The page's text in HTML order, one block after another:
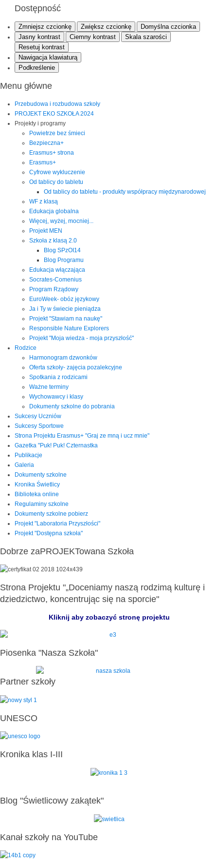
Dostępność
Zmniejsz czcionkę Zwiększ czcionkę
Domyślna czcionka
Jasny kontrast
Ciemny kontrast
Skala szarości
Resetuj kontrast
Nawigacja klawiaturą
Podkreślenie
Menu główne
Przebudowa i rozbudowa szkoły
PROJEKT EKO SZKOŁA 2024
Projekty i programy
Powietrze bez śmieci
Bezpieczna+
Erasmus+ strona
Erasmus+
Cyfrowe wykluczenie
Od tablicy do tabletu
Od tablicy do tabletu - produkty współpracy międzynarodowej
WF z klasą
Edukacja globalna
Więcej, wyżej, mocniej...
Projekt MEN
Szkoła z klasą 2.0
Blog SPzOI14
Blog Programu
Edukacja włączająca
Socrates-Comenius
Program Rządowy
EuroWeek- obóz językowy
Ja i Ty w świecie pieniądza
Projekt "Stawiam na naukę"
Responsible Nature Explorers
Projekt "Moja wiedza - moja przyszłość"
Rodzice
Harmonogram dzwonków
Oferta szkoły- zajęcia pozalekcyjne
Spotkania z rodzicami
Ważne terminy
Wychowawcy i klasy
Dokumenty szkolne do pobrania
Sukcesy Uczniów
Sukcesy Sportowe
Strona Projektu Erasmus+ "Graj ze mną i ucz mnie"
Gazetka "Puk! Puk! Czternastka
Publikacje
Galeria
Dokumenty szkolne
Kronika Świetlicy
Biblioteka online
Regulaminy szkolne
Dokumenty szkolne pobierz
Projekt "Laboratoria Przyszłości"
Projekt "Dostępna szkoła"
Dobrze zaPROJEKTowana Szkoła
Strona Projektu "„Doceniamy naszą rodzimą kulturę i
dziedzictwo, koncentrując się na sporcie"
Kliknij aby zobaczyć stronę projektu
Piosenka "Nasza Szkoła"
Partner szkoły
UNESCO
Kronika klas I-III
Blog "Świetlicowy zakątek"
Kanał szkoły na YouTube